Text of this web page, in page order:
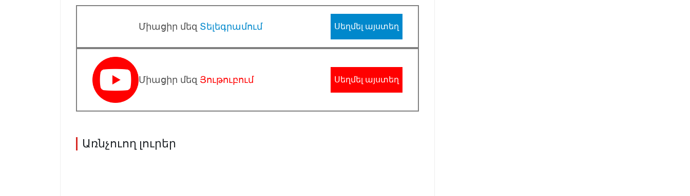
Միացիր մեզ Տելեգրամում Սեղմել այստեղ
Միացիր մեզ Յութուբում Սեղմել այստեղ
Առնչուող լուրեր